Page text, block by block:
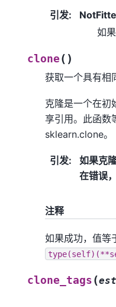
引发:
如
clone ( )
获取一个具有相
克隆是一个在初
享引用。此函数
sklearn.clone。
引发: 如果克
在错误
注释
如果成功，值等
clone_tags (